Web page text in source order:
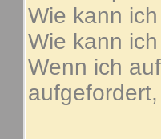
Wie kann
Wie kann
Wenn ich